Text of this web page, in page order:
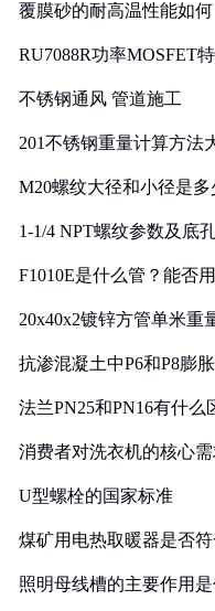
覆膜砂的耐高温性能如何
RU7088R功率MOSFET
不锈钢通风 管道施工
201不锈钢重量计算方法
M20螺纹大径和小径是多
1-1/4 NPT螺纹参数及底
F1010E是什么管？能否
20x40x2镀锌方管单米重
抗渗混凝土中P6和P8膨
法兰PN25和PN16有什么
消费者对洗衣机的核心
U型螺栓的国家标准
煤矿用电热取暖器是否
照明母线槽的主要作用是